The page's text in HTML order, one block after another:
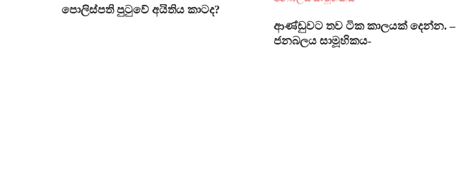
පොලිස්පති පුටුවේ අයිතිය කාටද?
ආණ්ඩුවට තව ටික කාලයක් දෙන්න. –
ජනබලය සාමූහිකය-